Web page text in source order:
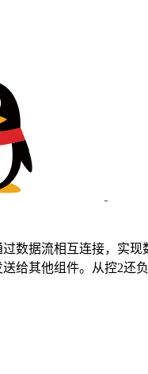
数据流相互连接，实
给其他组件。从控2